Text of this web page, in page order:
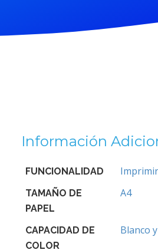
Información
FUNCIONALIDAD Imprimir
TAMAÑO DE
PAPEL
A4
CAPACIDAD DE
COLOR
Blanco